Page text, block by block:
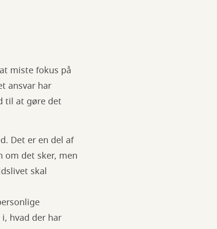
miste fokus på
ansvar har
til at gøre det
Det er en del af
om det sker, men
skal
hvad der har